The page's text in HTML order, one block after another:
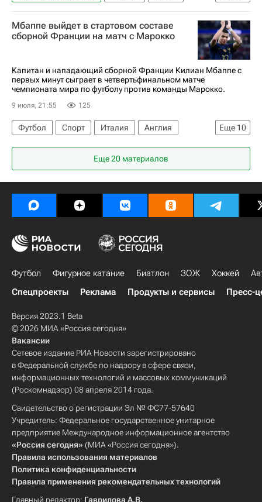
Тибо Куртуа
Сенне Ламменс
Реал Мадрид
ЧМ по футболу 2026
Мбаппе выйдет в стартовом составе
сборной Франции на матч с Марокко
Капитан и нападающий сборной Франции Килиан Мбаппе с
первых минут сыграет в четвертьфинальном матче
чемпионата мира по футболу против команды Марокко.
9 июля, 21:55 125
Еще 10
Футбол Спорт Италия
Англия
Франция
Нуссаир Мазрауи
Килиан Мбаппе
Дезире Дуэ
Майк Меньян Рома
Милан
Бавария
Чемпионат мира по футболу (до 17 лет)
Еще 20 материалов
Футбол Фигурное катание Биатлон ЗОЖ Хоккей
Спецпроекты
Реклама Продукты и сервисы Пресс-
Версия 2023.1 Beta
© 2026 МИА «Россия сегодня»
Вакансии
Сетевое издание РИА Новости зарегистрировано
в Федеральной службе по надзору в сфере связи,
информационных технологий и массовых коммуникаций
(Роскомнадзор) 08 апреля 2014 года.
Свидетельство о регистрации Эл № ФС77-57640
Учредитель: Федеральное государственное унитарное
предприятие Международное информационное агентство
«Россия сегодня» (МИА «Россия сегодня»).
Правила использования материалов
Политика конфиденциальности
Правила применения рекомендательных технологий
Главный редактор: Гаврилова А.В.